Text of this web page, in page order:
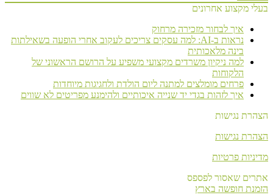
בעלי מקצוע אחרונים
איך לבחור מזכירה מרחוק
נראות ב-AI: למה עסקים צריכים לעקוב אחרי הופעה בשאילתות
בינה מלאכותית
למה ניקיון משרדים מקצועי משפיע על הרושם הראשוני של
הלקוחות
פרחים מומלצים למתנה ליום הולדת ולחגיגות מיוחדות
איך לזהות בגדי יד שנייה איכותיים ולהימנע מפריטים לא שווים
הצהרת נגישות
הצהרת נגישות
מדיניות פרטיות
אתרים שאסור לפספס
הזמנת חופשה בארץ